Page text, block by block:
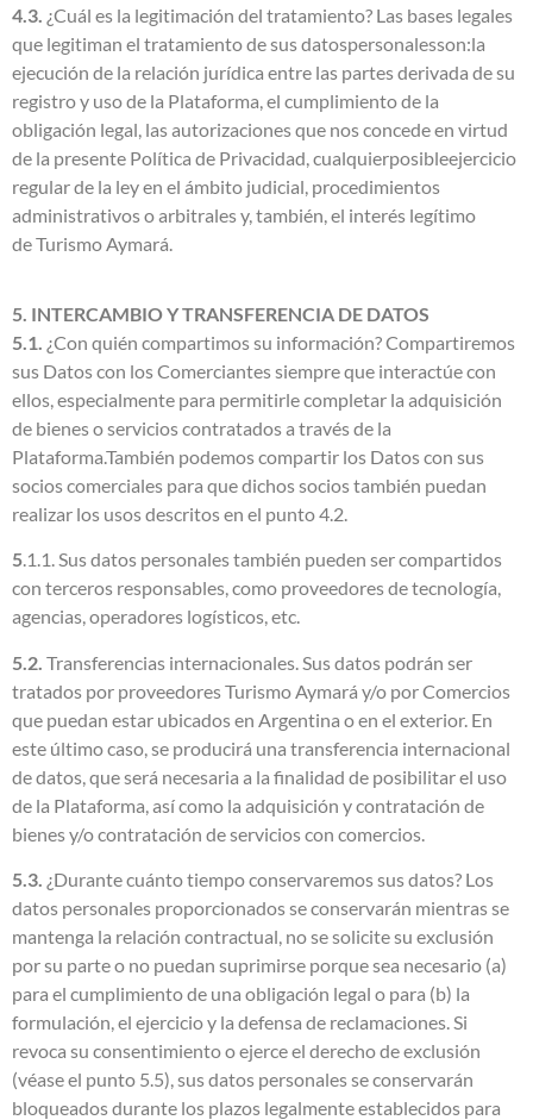
4.3. ¿Cuál es la legitimación del tratamiento? Las bases legales
que legitiman el tratamiento de sus datospersonalesson:la
ejecución de la relación jurídica entre las partes derivada de su
registro y uso de la Plataforma, el cumplimiento de la
obligación legal, las autorizaciones que nos concede en virtud
de la presente Política de Privacidad, cualquierposibleejercicio
regular de la ley en el ámbito judicial, procedimientos
administrativos o arbitrales y, también, el interés legítimo
de Turismo Aymará.
5. INTERCAMBIO Y TRANSFERENCIA DE DATOS
5.1. ¿Con quién compartimos su información? Compartiremos
sus Datos con los Comerciantes siempre que interactúe con
ellos, especialmente para permitirle completar la adquisición
de bienes o servicios contratados a través de la
Plataforma.También podemos compartir los Datos con sus
socios comerciales para que dichos socios también puedan
realizar los usos descritos en el punto 4.2.
5.1.1.Sus datos personales también pueden ser compartidos
con terceros responsables, como proveedores de tecnología,
agencias, operadores logísticos, etc.
5.2. Transferencias internacionales. Sus datos podrán ser
tratados por proveedores Turismo Aymará y/o por Comercios
que puedan estar ubicados en Argentina o en el exterior. En
este último caso, se producirá una transferencia internacional
de datos, que será necesaria a la finalidad de posibilitar el uso
de la Plataforma, así como la adquisición y contratación de
bienes y/o contratación de servicios con comercios.
5.3. ¿Durante cuánto tiempo conservaremos sus datos? Los
datos personales proporcionados se conservarán mientras se
mantenga la relación contractual, no se solicite su exclusión
por su parte o no puedan suprimirse porque sea necesario (a)
para el cumplimiento de una obligación legal o para (b) la
formulación, el ejercicio y la defensa de reclamaciones. Si
revoca su consentimiento o ejerce el derecho de exclusión
(véase el punto 5.5), sus datos personales se conservarán
bloqueados durante los plazos legalmente establecidos para